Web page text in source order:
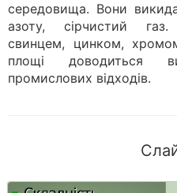
середовища. Вони
азоту, сірчистий
свинцем, цинком,
площі доводиться
промислових відходів.